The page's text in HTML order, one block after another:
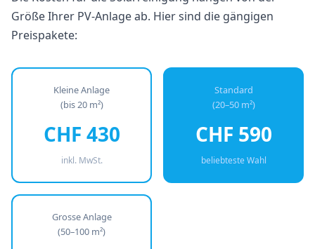
Größe Ihrer PV-Anlage ab. Hier sind die gängigen
Preispakete:
Kleine Anlage
(bis 20 m²)
CHF 430
inkl. MwSt.
Standard
(20–50 m²)
CHF 590
beliebteste Wahl
Grosse Anlage
(50–100 m²)